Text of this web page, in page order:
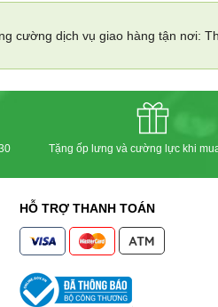
Pin dự phòng và
cường dịch vụ giao hàng tận nơi:
Tặng ốp lưng và cường lực khi
HỖ TRỢ THANH TOÁN